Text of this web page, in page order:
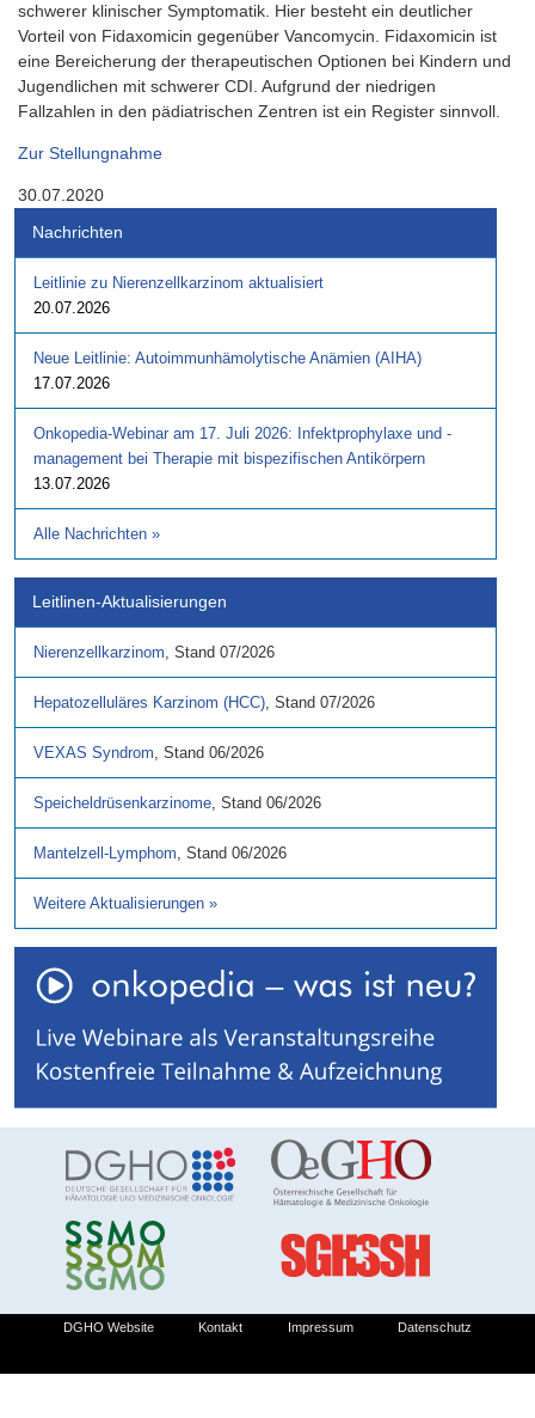
schwerer klinischer Symptomatik. Hier besteht ein deutlicher
Vorteil von Fidaxomicin gegenüber Vancomycin. Fidaxomicin ist
eine Bereicherung der therapeutischen Optionen bei Kindern und
Jugendlichen mit schwerer CDI. Aufgrund der niedrigen
Fallzahlen in den pädiatrischen Zentren ist ein Register sinnvoll.
Zur Stellungnahme
30.07.2020
Nachrichten
Leitlinie zu Nierenzellkarzinom aktualisiert
20.07.2026
Neue Leitlinie: Autoimmunhämolytische Anämien (AIHA)
17.07.2026
Onkopedia-Webinar am 17. Juli 2026: Infektprophylaxe und -
management bei Therapie mit bispezifischen Antikörpern
13.07.2026
Alle Nachrichten »
Leitlinen-Aktualisierungen
Nierenzellkarzinom, Stand 07/2026
Hepatozelluläres Karzinom (HCC), Stand 07/2026
VEXAS Syndrom, Stand 06/2026
Speicheldrüsenkarzinome, Stand 06/2026
Mantelzell-Lymphom, Stand 06/2026
Weitere Aktualisierungen »
DGHO Website Kontakt Impressum Datenschutz